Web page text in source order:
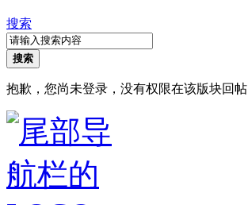
搜索
搜索
抱歉，您尚未登录，没有权限在该版块回帖